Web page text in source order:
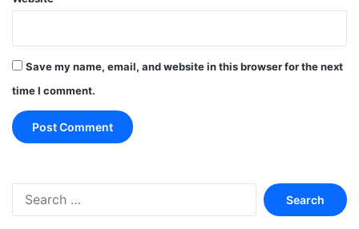
Save my name, email, and website in this browser for the next
time I comment.
Search
for: